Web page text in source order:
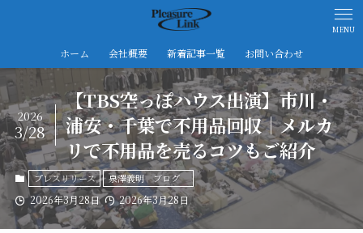
MENU
ホーム 会社概要 新着記事一覧 お問い合わせ
【TBS空っぽハウス出演】市川・
浦安・千葉で不用品回収｜メルカ
リで不用品を売るコツもご紹介
2026
3/28
プレスリリース 泉澤義明 ブログ
2026年3月28日 2026年3月28日